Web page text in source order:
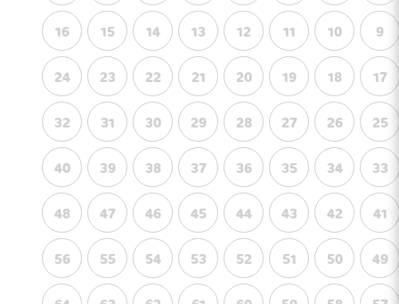
9
10
11
12
13
14
15
16
17
18
19
20
21
22
23
24
25
26
27
28
29
30
31
32
33
34
35
36
37
38
39
40
41
42
43
44
45
46
47
48
49
50
51
52
53
54
55
56